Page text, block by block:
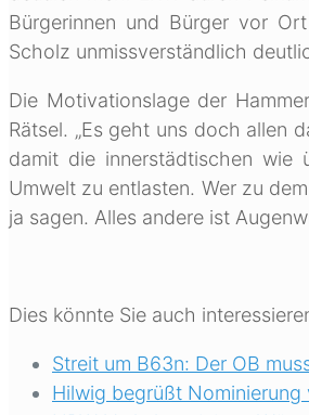
Bürgerinnen und Bürger vor
Scholz unmissverständlich
Die Motivationslage der
Rätsel. „Es geht uns doch allen
damit die innerstädtischen wie
Umwelt zu entlasten. Wer zu
ja sagen. Alles andere ist
Dies könnte Sie auch
Streit um B63n: Der OB
Hilwig begrüßt Nominierung